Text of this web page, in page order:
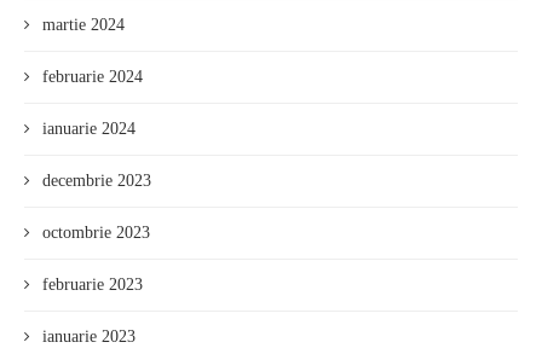
martie 2024
februarie 2024
ianuarie 2024
decembrie 2023
octombrie 2023
februarie 2023
ianuarie 2023